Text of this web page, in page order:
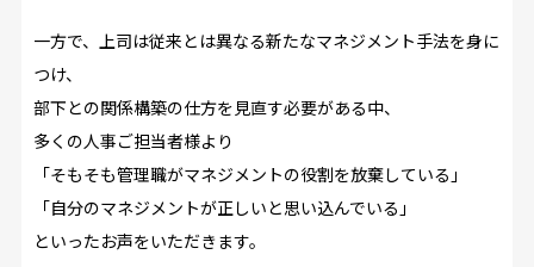
一方で、上司は従来とは異なる新たなマネジメント手法を身に
つけ、
部下との関係構築の仕方を見直す必要がある中、
多くの人事ご担当者様より
「そもそも管理職がマネジメントの役割を放棄している」
「自分のマネジメントが正しいと思い込んでいる」
といったお声をいただきます。